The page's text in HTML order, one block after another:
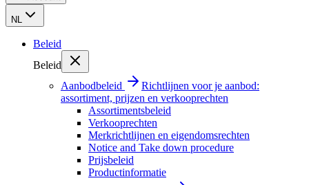
NL
Beleid
Beleid
Aanbodbeleid
Richtlijnen voor je aanbod:
assortiment, prijzen en verkooprechten
Assortimentsbeleid
Verkooprechten
Merkrichtlijnen en eigendomsrechten
Notice and Take down procedure
Prijsbeleid
Productinformatie